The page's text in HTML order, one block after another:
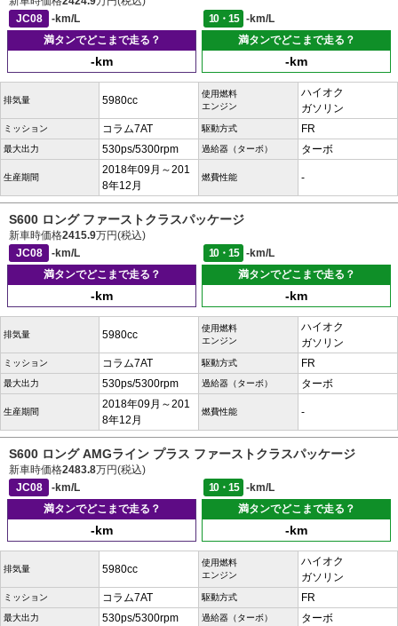
JC08
-km/L 10・15
-km/L
満タンでどこまで走る？
-km
満タンでどこまで走る？
-km
排気量 5980cc
使用燃料
エンジン
ハイオク
ガソリン
ミッション コラム7AT 駆動方式 FR
最大出力 530ps/5300rpm 過給器（ターボ） ターボ
生産期間
2018年09月～201
8年12月
燃費性能 -
S600 ロング ファーストクラスパッケージ
新車時価格2415.9万円(税込)
JC08
-km/L 10・15
-km/L
満タンでどこまで走る？
-km
満タンでどこまで走る？
-km
排気量 5980cc
使用燃料
エンジン
ハイオク
ガソリン
ミッション コラム7AT 駆動方式 FR
最大出力 530ps/5300rpm 過給器（ターボ） ターボ
生産期間
2018年09月～201
8年12月
燃費性能 -
S600 ロング AMGライン プラス ファーストクラスパッケージ
新車時価格2483.8万円(税込)
JC08
-km/L 10・15
-km/L
満タンでどこまで走る？
-km
満タンでどこまで走る？
-km
排気量 5980cc
使用燃料
エンジン
ハイオク
ガソリン
ミッション コラム7AT 駆動方式 FR
最大出力 530ps/5300rpm 過給器（ターボ） ターボ